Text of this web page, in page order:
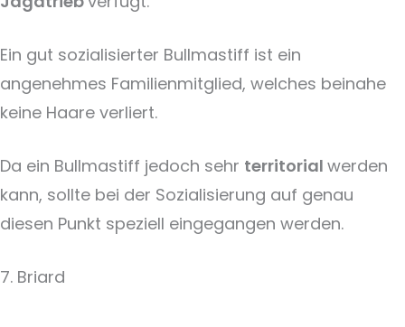
Ein gut sozialisierter Bullmastiff ist ein
angenehmes Familienmitglied, welches beinahe
keine Haare verliert.
Da ein Bullmastiff jedoch sehr territorial werden
kann, sollte bei der Sozialisierung auf genau
diesen Punkt speziell eingegangen werden.
7. Briard